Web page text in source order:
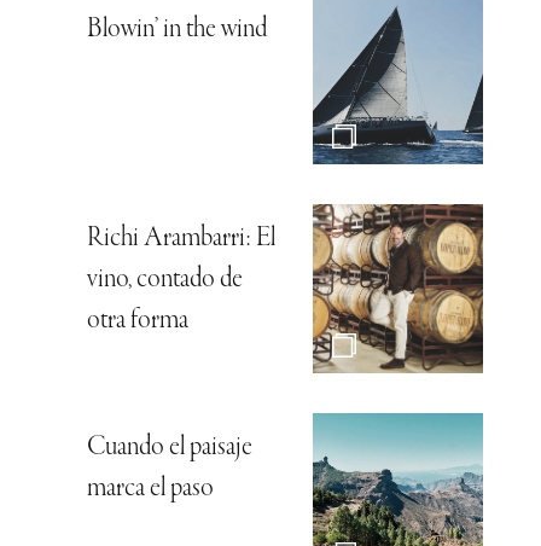
Blowin’ in the wind
Richi Arambarri: El
vino, contado de
otra forma
Cuando el paisaje
marca el paso